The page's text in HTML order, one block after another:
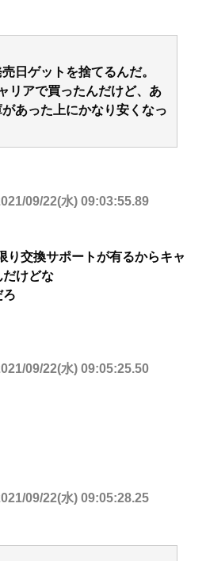
日ゲットを捨てるんだ。
リアで買ったんだけど、あ
あった上にかなり安くなっ
09/22(水) 09:03:55.89
り交換サポートが有るからキャ
だけどな
ろ
09/22(水) 09:05:25.50
09/22(水) 09:05:28.25